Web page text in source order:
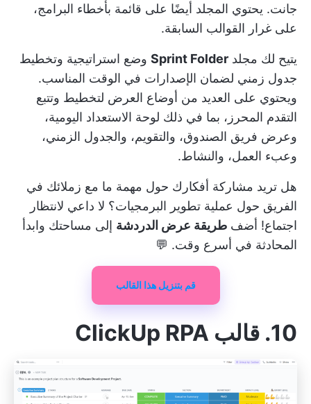
جانت. يحتوي المجلد أيضًا على قائمة بأخطاء البرامج،
على غرار القوالب السابقة.
يتيح لك مجلد Sprint Folder وضع استراتيجية وتخطيط
جدول زمني لضمان الإصدارات في الوقت المناسب.
ويحتوي على العديد من أوضاع العرض لتخطيط وتتبع
التقدم المحرز، بما في ذلك لوحة الاستعداد اليومية،
وعرض فريق الصندوق، والتقويم، والجدول الزمني،
وعبء العمل، والنشاط.
هل تريد مشاركة أفكارك حول مهمة ما مع زملائك في
الفريق حول عملية تطوير البرمجيات؟ لا داعي لانتظار
اجتماع! أضف طريقة عرض الدردشة إلى مساحتك وابدأ
المحادثة في أسرع وقت. 💬
قم بتنزيل هذا القالب
10. قالب ClickUp RPA